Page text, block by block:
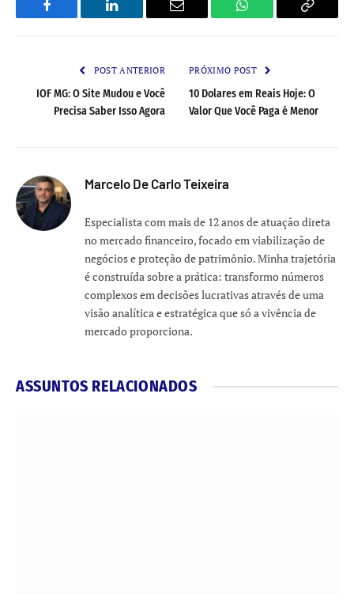
Facebook LinkedIn Email WhatsApp Copy
POST ANTERIOR
IOF MG: O Site Mudou e Você
Precisa Saber Isso Agora
PRÓXIMO POST
10 Dolares em Reais Hoje: O
Valor Que Você Paga é Menor
Marcelo De Carlo Teixeira
Especialista com mais de 12 anos de atuação direta
no mercado financeiro, focado em viabilização de
negócios e proteção de patrimônio. Minha trajetória
é construída sobre a prática: transformo números
complexos em decisões lucrativas através de uma
visão analítica e estratégica que só a vivência de
mercado proporciona.
ASSUNTOS RELACIONADOS